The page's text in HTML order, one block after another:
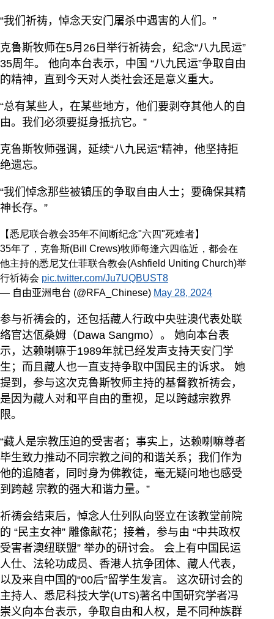
“我们祈祷，悼念天安门屠杀中遇害的人们。”
克鲁斯牧师在5月26日举行祈祷会，纪念“八九民运”
35周年。 他向本台表示，中国 “八九民运”争取自由
的精神，直到今天对人类社会还是意义重大。
“总有某些人，在某些地方，他们要剥夺其他人的自
由。我们必须要挺身抵抗它。”
克鲁斯牧师强调，延续“八九民运”精神，他坚持拒
绝遗忘。
“我们悼念那些被镇压的争取自由人士；要确保其精
神长存。”
【悉尼联合教会35年不间断纪念"六四"死难者】
35年了，克鲁斯(Bill Crews)牧师每逢六四临近，都会在
他主持的悉尼艾仕菲联合教会(Ashfield Uniting Church)举
行祈祷会 pic.twitter.com/Ju7UQBUST8
— 自由亚洲电台 (@RFA_Chinese) May 28, 2024
参与祈祷会的，还包括藏人行政中央驻澳代表处联
络官达佤桑姆（Dawa Sangmo）。 她向本台表
示，达赖喇嘛于1989年就已经发声支持天安门学
生；而且藏人也一直支持争取中国民主的诉求。 她
提到，参与这次克鲁斯牧师主持的基督教祈祷会，
是因为藏人对和平自由的重视，足以跨越宗教界
限。
“藏人是宗教压迫的受害者；事实上，达赖喇嘛尊者
毕生致力推动不同宗教之间的和谐关系；我们作为
他的追随者，同时身为佛教徒，毫无疑问地也感受
到跨越 宗教的强大和谐力量。”
祈祷会结束后，悼念人仕列队向竖立在该教堂前院
的 “民主女神” 雕像献花；接着，参与由 “中共政权
受害者澳纽联盟” 举办的研讨会。 会上有中国民运
人仕、法轮功成员、香港人抗争团体、藏人代表，
以及来自中国的“00后”留学生发言。 这次研讨会的
主持人、悉尼科技大学(UTS)著名中国研究学者冯
崇义向本台表示，争取自由和人权，是不同种族群